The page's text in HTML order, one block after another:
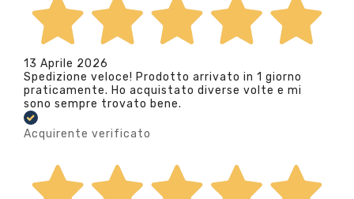
13 Aprile 2026
Spedizione veloce! Prodotto arrivato in 1 giorno
praticamente. Ho acquistato diverse volte e mi
sono sempre trovato bene.
Acquirente verificato